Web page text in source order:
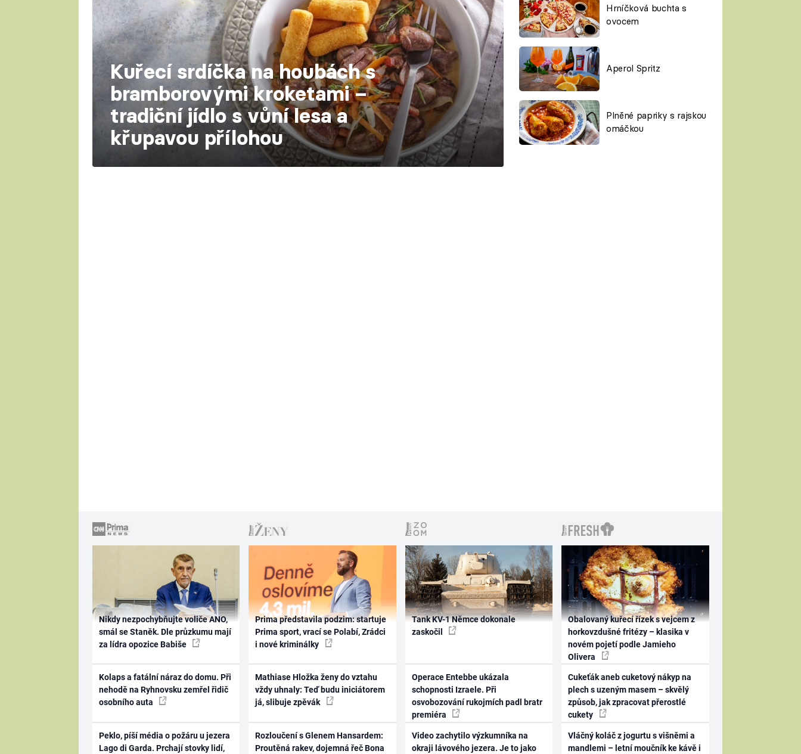
Hrníčková buchta s
ovocem
Aperol Spritz
Plněné papriky s rajskou
omáčkou
Kuřecí srdíčka na houbách s
bramborovými kroketami –
tradiční jídlo s vůní lesa a
křupavou přílohou
Nikdy nezpochybňujte voliče ANO,
smál se Staněk. Dle průzkumu mají
za lídra opozice Babiše
Kolaps a fatální náraz do domu. Při
nehodě na Ryhnovsku zemřel řidič
osobního auta
Peklo, píší média o požáru u jezera
Lago di Garda. Prchají stovky lidí,
Prima představila podzim: startuje
Prima sport, vrací se Polabí, Zrádci
i nové kriminálky
Mathiase Hložka ženy do vztahu
vždy uhnaly: Teď budu iniciátorem
já, slibuje zpěvák
Rozloučení s Glenem Hansardem:
Proutěná rakev, dojemná řeč Bona
Tank KV-1 Němce dokonale
zaskočil
Operace Entebbe ukázala
schopnosti Izraele. Při
osvobozování rukojmích padl bratr
premiéra
Video zachytilo výzkumníka na
okraji lávového jezera. Je to jako
Obalovaný kuřecí řízek s vejcem z
horkovzdušné fritézy – klasika v
novém pojetí podle Jamieho
Olivera
Cukeťák aneb cuketový nákyp na
plech s uzeným masem – skvělý
způsob, jak zpracovat přerostlé
cukety
Vláčný koláč z jogurtu s višněmi a
mandlemi – letní moučník ke kávě i